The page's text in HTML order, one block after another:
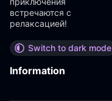
встречаются с
релаксацией!
Switch to dark mode
Information